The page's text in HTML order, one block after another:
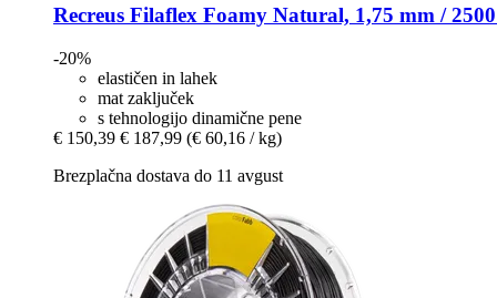
Recreus Filaflex Foamy Natural, 1,75 mm /
-20%
elastičen in lahek
mat zaključek
s tehnologijo dinamične pene
€ 150,39 € 187,99 (€ 60,16 / kg)
Brezplačna dostava do 11 avgust